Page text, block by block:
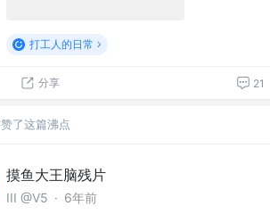
打工人的日常
分享 21
赞了这篇沸点
摸鱼大王脑残片
III @V5 · 6年前